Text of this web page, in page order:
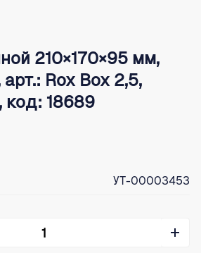
210×170×95 мм,
Rox Box 2,5,
код: 18689
УТ-00003453